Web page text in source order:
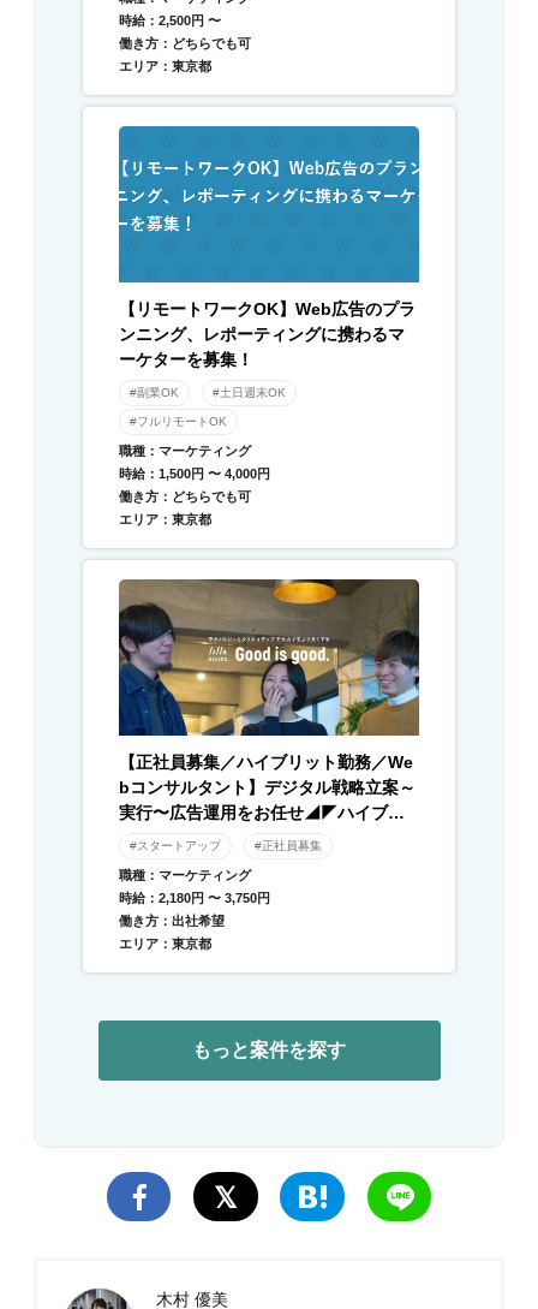
時給：2,500円 〜
働き方：どちらでも可
エリア：東京都
【リモートワークOK】Web広告のプラ
ンニング、レポーティングに携わるマ
ーケターを募集！
#副業OK #土日週末OK
#フルリモートOK
職種：マーケティング
時給：1,500円 〜 4,000円
働き方：どちらでも可
エリア：東京都
【正社員募集／ハイブリット勤務／We
bコンサルタント】デジタル戦略立案～
実行〜広告運用をお任せ◢◤ハイブリ
ッド勤務×残業月平均10時間以下◢◤伴
走型のデジタル支援と自社メディアを
運営／急成長中DXベンチャー
#スタートアップ #正社員募集
職種：マーケティング
時給：2,180円 〜 3,750円
働き方：出社希望
エリア：東京都
もっと案件を探す
木村 優美